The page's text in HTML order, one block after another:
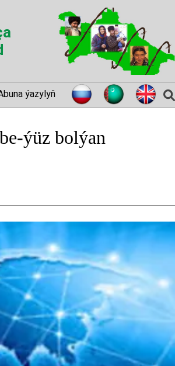
ýazylyň
ýüz bolýan